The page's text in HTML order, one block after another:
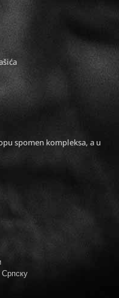
spomen kompleksa, a u
Српску